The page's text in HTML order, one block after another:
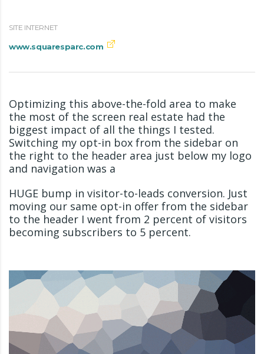
SITE INTERNET
www.squaresparc.com
Optimizing this above-the-fold area to make
the most of the screen real estate had the
biggest impact of all the things I tested.
Switching my opt-in box from the sidebar on
the right to the header area just below my logo
and navigation was a
HUGE bump in visitor-to-leads conversion. Just
moving our same opt-in offer from the sidebar
to the header I went from 2 percent of visitors
becoming subscribers to 5 percent.